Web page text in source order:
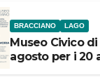
BRACCIANO LAGO
Museo Civico di
agosto per i 20